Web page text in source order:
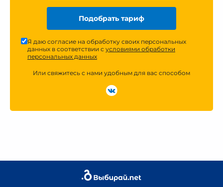
Подобрать тариф
Я даю согласие на обработку своих персональных
данных в соответствии с условиями обработки
персональных данных
Или свяжитесь с нами удобным для вас способом